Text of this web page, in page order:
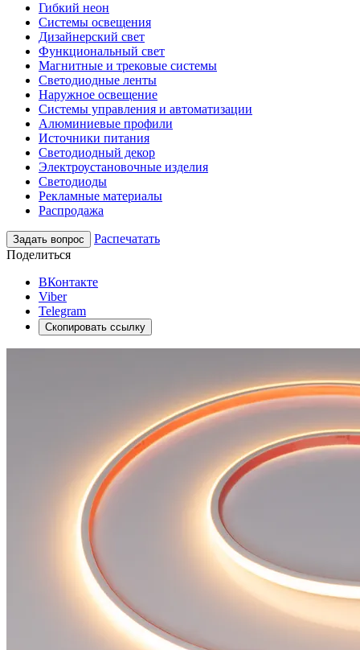
Гибкий неон
Системы освещения
Дизайнерский свет
Функциональный свет
Магнитные и трековые системы
Светодиодные ленты
Наружное освещение
Системы управления и автоматизации
Алюминиевые профили
Источники питания
Светодиодный декор
Электроустановочные изделия
Светодиоды
Рекламные материалы
Распродажа
Задать вопрос
Распечатать
Поделиться
ВКонтакте
Viber
Telegram
Скопировать ссылку